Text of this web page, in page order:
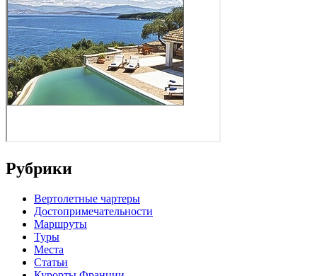
Рубрики
Вертолетные чартеры
Достопримечательности
Маршруты
Туры
Места
Статьи